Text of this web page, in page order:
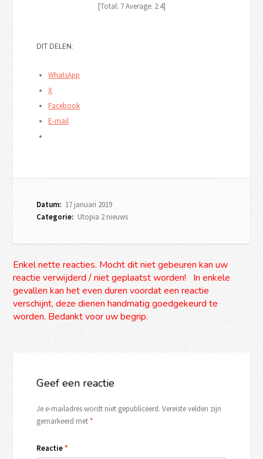
[Total: 7Average: 2.4]
DIT DELEN:
WhatsApp
X
Facebook
E-mail
Datum: 17 januari 2019
Categorie: Utopia 2 nieuws
Enkel nette reacties. Mocht dit niet gebeuren kan uw
reactie verwijderd / niet geplaatst worden! In enkele
gevallen kan het even duren voordat een reactie
verschijnt, deze dienen handmatig goedgekeurd te
worden. Bedankt voor uw begrip.
Geef een reactie
Je e-mailadres wordt niet gepubliceerd. Vereiste velden zijn
gemarkeerd met*
Reactie*